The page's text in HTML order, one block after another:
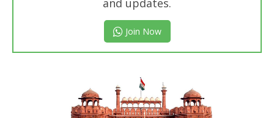
Join Now